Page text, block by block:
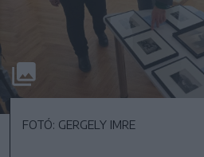
FOTÓ: GERGELY IMRE